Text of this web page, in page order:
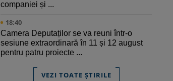
companiei și ...
18:40
Camera Deputaților se va reuni într-o
sesiune extraordinară în 11 și 12 august
pentru patru proiecte ...
VEZI TOATE ȘTIRILE